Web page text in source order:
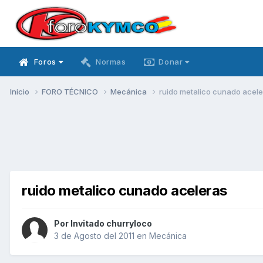
Foros Normas Donar
Inicio FORO TÉCNICO Mecánica ruido metalico cunado
ruido metalico cunado aceleras
Por Invitado churryloco
3 de Agosto del 2011 en Mecánica